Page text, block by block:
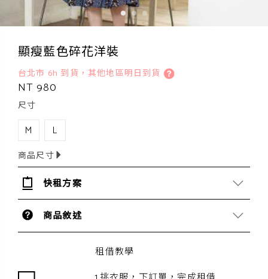
顯瘦藍色碎花洋裝
台北市 6h 到貨，其他地區明日到貨
NT 980
尺寸
M L
商品尺寸
快租方案
商品敘述
租借教學